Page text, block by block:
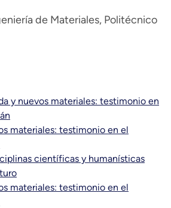
de Materiales, Politécnico
y nuevos materiales: testimonio en
materiales: testimonio en el
científicas y humanísticas
materiales: testimonio en el